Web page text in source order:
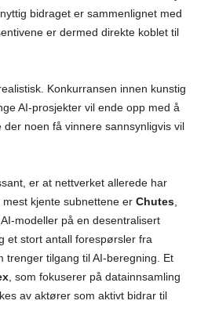
bidraget er sammenlignet med
er dermed direkte koblet til
Konkurransen innen kunstig
AI-prosjekter vil ende opp med å
noen få vinnere sannsynligvis vil
er at nettverket allerede har
kjente subnettene er Chutes
modeller på en desentralisert
et stort antall forespørsler fra
trenger tilgang til AI-beregning. Et
, som fokuserer på datainnsamling
av aktører som aktivt bidrar til